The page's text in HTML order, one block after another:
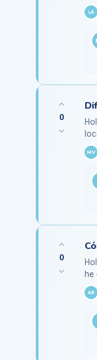
LÁ
0
se
MV
0
he
AR